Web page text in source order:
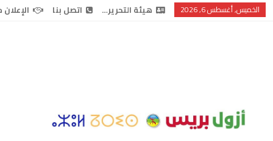
الخميس, أغسطس 6, 2026 هيئة التحرير… اتصل بنا